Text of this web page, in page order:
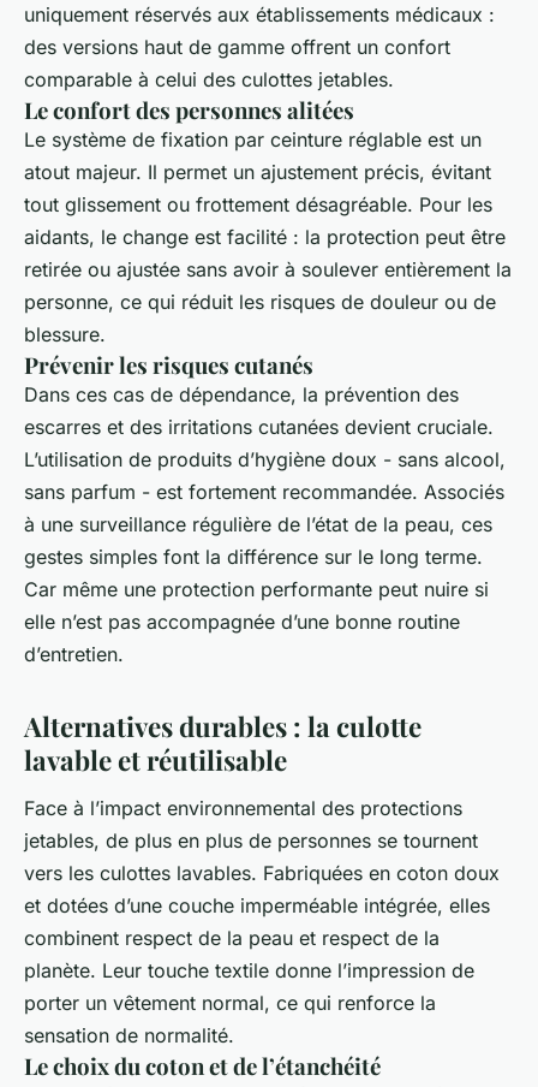
uniquement réservés aux établissements médicaux :
des versions haut de gamme offrent un confort
comparable à celui des culottes jetables.
Le confort des personnes alitées
Le système de fixation par ceinture réglable est un
atout majeur. Il permet un ajustement précis, évitant
tout glissement ou frottement désagréable. Pour les
aidants, le change est facilité : la protection peut être
retirée ou ajustée sans avoir à soulever entièrement la
personne, ce qui réduit les risques de douleur ou de
blessure.
Prévenir les risques cutanés
Dans ces cas de dépendance, la prévention des
escarres et des irritations cutanées devient cruciale.
L’utilisation de produits d’hygiène doux - sans alcool,
sans parfum - est fortement recommandée. Associés
à une surveillance régulière de l’état de la peau, ces
gestes simples font la différence sur le long terme.
Car même une protection performante peut nuire si
elle n’est pas accompagnée d’une bonne routine
d’entretien.
Alternatives durables : la culotte
lavable et réutilisable
Face à l’impact environnemental des protections
jetables, de plus en plus de personnes se tournent
vers les culottes lavables. Fabriquées en coton doux
et dotées d’une couche imperméable intégrée, elles
combinent respect de la peau et respect de la
planète. Leur touche textile donne l’impression de
porter un vêtement normal, ce qui renforce la
sensation de normalité.
Le choix du coton et de l’étanchéité